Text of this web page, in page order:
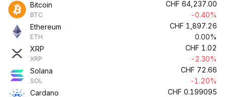
Bitcoin
BTC
CHF 64,237.00
-0.40%
Ethereum
ETH
CHF 1,897.26
0.00%
XRP
XRP
CHF 1.02
-2.30%
Solana
SOL
CHF 72.66
-1.20%
Cardano
CHF 0.199095